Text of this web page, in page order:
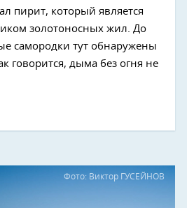
пирит, который является
золотоносных жил. До
самородки тут обнаружены
говорится, дыма без огня не
Фото: Виктор ГУСЕЙНОВ